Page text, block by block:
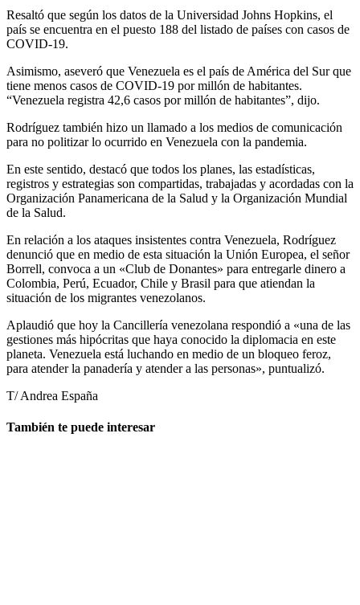
Resaltó que según los datos de la Universidad Johns Hopkins, el
país se encuentra en el puesto 188 del listado de países con casos de
COVID-19.
Asimismo, aseveró que Venezuela es el país de América del Sur que
tiene menos casos de COVID-19 por millón de habitantes.
“Venezuela registra 42,6 casos por millón de habitantes”, dijo.
Rodríguez también hizo un llamado a los medios de comunicación
para no politizar lo ocurrido en Venezuela con la pandemia.
En este sentido, destacó que todos los planes, las estadísticas,
registros y estrategias son compartidas, trabajadas y acordadas con la
Organización Panamericana de la Salud y la Organización Mundial
de la Salud.
En relación a los ataques insistentes contra Venezuela, Rodríguez
denunció que en medio de esta situación la Unión Europea, el señor
Borrell, convoca a un «Club de Donantes» para entregarle dinero a
Colombia, Perú, Ecuador, Chile y Brasil para que atiendan la
situación de los migrantes venezolanos.
Aplaudió que hoy la Cancillería venezolana respondió a «una de las
gestiones más hipócritas que haya conocido la diplomacia en este
planeta. Venezuela está luchando en medio de un bloqueo feroz,
para atender la panadería y atender a las personas», puntualizó.
T/ Andrea España
También te puede interesar